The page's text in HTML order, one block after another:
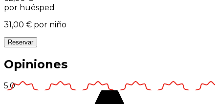
por huésped
31,00 € por niño
Reservar
Opiniones
5.0